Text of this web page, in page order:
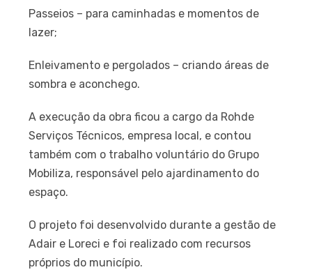
Passeios – para caminhadas e momentos de
lazer;
Enleivamento e pergolados – criando áreas de
sombra e aconchego.
A execução da obra ficou a cargo da Rohde
Serviços Técnicos, empresa local, e contou
também com o trabalho voluntário do Grupo
Mobiliza, responsável pelo ajardinamento do
espaço.
O projeto foi desenvolvido durante a gestão de
Adair e Loreci e foi realizado com recursos
próprios do município.